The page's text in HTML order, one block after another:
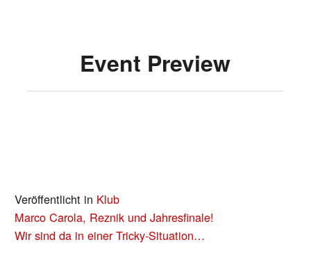
Event Preview
Veröffentlicht in Klub
BEITRAGS-
NAVIGATION
Marco Carola, Reznik und Jahresfinale!
Wir sind da in einer Tricky-Situation…